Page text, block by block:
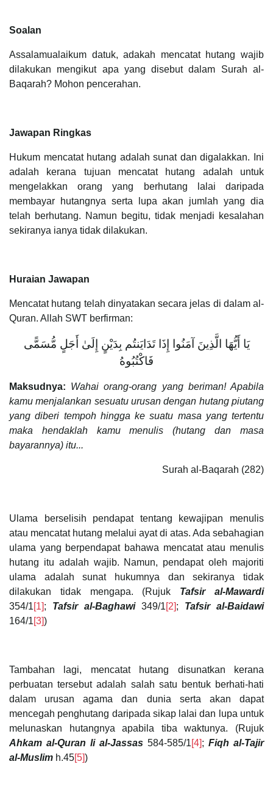
Soalan
Assalamualaikum datuk, adakah mencatat hutang wajib
dilakukan mengikut apa yang disebut dalam Surah al-
Baqarah? Mohon pencerahan.
Jawapan Ringkas
Hukum mencatat hutang adalah sunat dan digalakkan. Ini
adalah kerana tujuan mencatat hutang adalah untuk
mengelakkan orang yang berhutang lalai daripada
membayar hutangnya serta lupa akan jumlah yang dia
telah berhutang. Namun begitu, tidak menjadi kesalahan
sekiranya ianya tidak dilakukan.
Huraian Jawapan
Mencatat hutang telah dinyatakan secara jelas di dalam al-
Quran. Allah SWT berfirman:
يَا أَيُّهَا الَّذِينَ آمَنُوا إِذَا تَدَايَنتُم بِدَيْنٍ إِلَىٰ أَجَلٍ مُّسَمًّى
فَاكْتُبُوهُ
Maksudnya: Wahai orang-orang yang beriman! Apabila
kamu menjalankan sesuatu urusan dengan hutang piutang
yang diberi tempoh hingga ke suatu masa yang tertentu
maka hendaklah kamu menulis (hutang dan masa
bayarannya) itu...
Surah al-Baqarah (282)
Ulama berselisih pendapat tentang kewajipan menulis
atau mencatat hutang melalui ayat di atas. Ada sebahagian
ulama yang berpendapat bahawa mencatat atau menulis
hutang itu adalah wajib. Namun, pendapat oleh majoriti
ulama adalah sunat hukumnya dan sekiranya tidak
dilakukan tidak mengapa. (Rujuk Tafsir al-Mawardi
354/1[1]; Tafsir al-Baghawi349/1[2]; Tafsir al-Baidawi
164/1[3])
Tambahan lagi, mencatat hutang disunatkan kerana
perbuatan tersebut adalah salah satu bentuk berhati-hati
dalam urusan agama dan dunia serta akan dapat
mencegah penghutang daripada sikap lalai dan lupa untuk
melunaskan hutangnya apabila tiba waktunya. (Rujuk
Ahkam al-Quran li al-Jassas 584-585/1[4]; Fiqh al-Tajir
al-Muslim h.45[5])